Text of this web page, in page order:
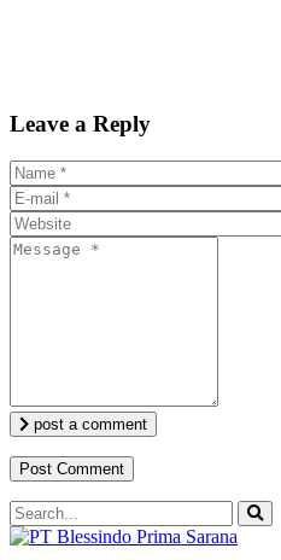
Leave a Reply
post a comment